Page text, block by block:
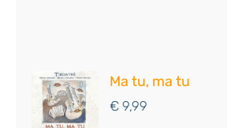
Ma tu, ma tu
€ 9,99